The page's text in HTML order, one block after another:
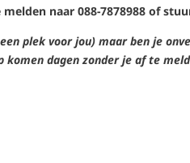
naar 088-7878988 of
plek voor jou) maar ben je
dagen zonder je af te